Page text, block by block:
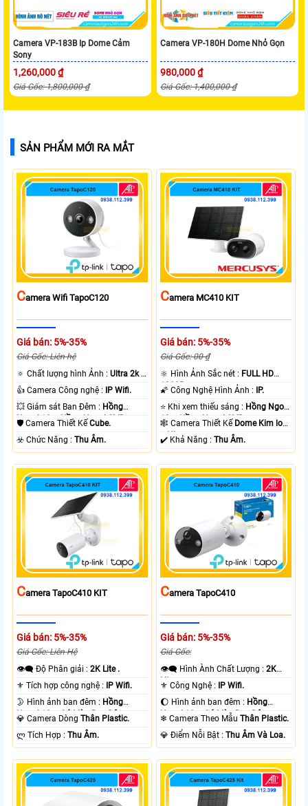
Camera VP-183B Ip Dome Cảm
Sony
1,260,000 ₫
Giá Gốc: 1,800,000 ₫
Camera VP-180H Dome Nhỏ Gọn
980,000 ₫
Giá Gốc: 1,400,000 ₫
SẢN PHẨM MỚI RA MẮT
CAmera Wifi TapoC120
Giá bán: 5%-35%
Giá Gốc: Liên hệ
🔅 Chất lượng hình Ảnh :Ultra 2k +
.
👍 Camera Công nghệ : IP Wifi.
💥 Giám sát Ban Đêm : Hồng
Ngoại 10m Hồng Ngoại SMD.
🛡 Camera Thiết KếCube.
️☣️ Chức Năng :Thu Âm.
CAmera MC410 KIT
Giá bán: 5%-35%
Giá Gốc: 00 ₫
🔆 Hình Ảnh Sắc nét : FULL HD
1080P .
🌠 Công Nghệ Hình Ảnh : IP.
⭐ Khi xem thiếu sáng : Hồng Ngoại
10m Hồng Ngoại SMD.
🕸️ Camera Thiết Kế Dome Kim loại
+ Nhựa.
️✔️ Khả Năng :Thu Âm.
CAmera TapoC410 KIT
Giá bán: 5%-35%
Giá Gốc: Liên Hệ
👁️‍🗨 Độ Phân giải :2K Lite .
⚜️ Tích hợp công nghệ : IP Wifi.
🌛 Hình ảnh ban đêm : Hồng
Ngoại 10m Có Màu Ban Ðêm.
💎 Camera DòngThân Plastic.
️ლ Tích Hợp :Thu Âm.
CAmera TapoC410
Giá bán: 5%-35%
Giá Gốc:
👁️‍🗨 Hình Ành Chất Lượng :2K
Lite .
⚜️ Công Nghệ : IP Wifi.
🌔 Hình ảnh ban đêm : Hồng
Ngoại 10m Có Màu Ban Ðêm.
❄ Camera Theo MẫuThân Plastic.
️💎 Điểm Nỗi Bật :Thu Âm Và Loa.